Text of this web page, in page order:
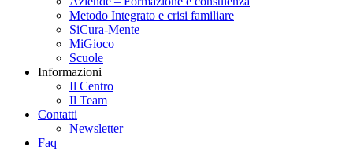
Metodo Integrato e crisi familiare
SiCura-Mente
MiGioco
Scuole
Informazioni
Il Centro
Il Team
Contatti
Newsletter
Faq